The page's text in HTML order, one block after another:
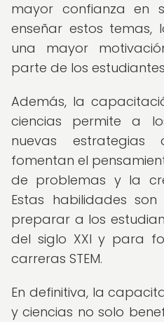
mayor confianza en
enseñar estos
una mayor
parte de los
Además, la
ciencias permite a
nuevas estrategias
fomentan el
de problemas y la
Estas habilidades
preparar a los
del siglo XXI y para
carreras STEM.
En definitiva, la
y ciencias no solo